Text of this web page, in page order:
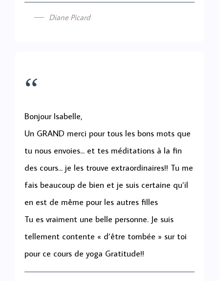
Diane Picard
“
Bonjour Isabelle,
Un GRAND merci pour tous les bons mots que
tu nous envoies... et tes méditations à la fin
des cours... je les trouve extraordinaires!! Tu me
fais beaucoup de bien et je suis certaine qu’il
en est de même pour les autres filles
Tu es vraiment une belle personne. Je suis
tellement contente « d’être tombée » sur toi
pour ce cours de yoga Gratitude!!